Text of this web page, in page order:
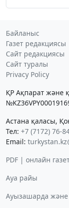
Байланыс
Газет редакциясы
Сайт редакциясы
Сайт туралы
Privacy Policy
ҚР Ақпарат және
Астана қаласы,
Тел: +7 (7172) 76-
Email:
PDF | онлайн
Ауа райы
Ауызашарда және